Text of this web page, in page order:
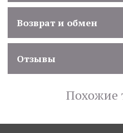
Возврат и обмен
Отзывы
Похожие